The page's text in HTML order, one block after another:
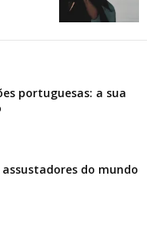
portuguesas: a sua
do mundo